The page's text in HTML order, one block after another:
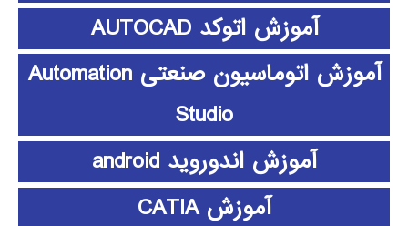
آموزش اتوکد AUTOCAD
آموزش اتوماسیون صنعتی Automation
Studio
آموزش اندوروید android
آموزش CATIA